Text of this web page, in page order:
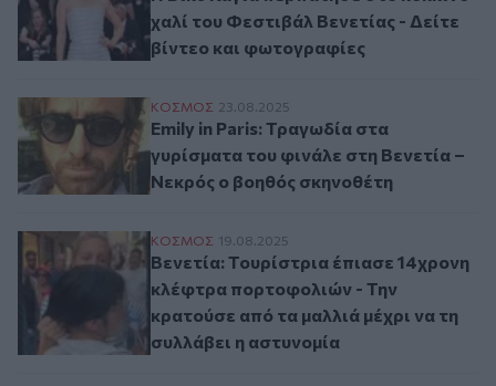
χαλί του Φεστιβάλ Βενετίας - Δείτε
βίντεο και φωτογραφίες
Emily in Paris: Τραγωδία στα γυρίσματα
ΚΟΣΜΟΣ 23.08.2025
Emily in Paris: Τραγωδία στα
γυρίσματα του φινάλε στη Βενετία –
Νεκρός ο βοηθός σκηνοθέτη
Βενετία: Τουρίστρια έπιασε 14χρονη
ΚΟΣΜΟΣ 19.08.2025
Βενετία: Τουρίστρια έπιασε 14χρονη
κλέφτρα πορτοφολιών - Την
κρατούσε από τα μαλλιά μέχρι να τη
συλλάβει η αστυνομία